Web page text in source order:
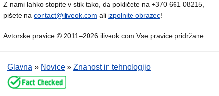
Z nami lahko stopite v stik tako, da pokličete na +370 661 08215,
pišete na contact@iliveok.com ali izpolnite obrazec!
Avtorske pravice © 2011–2026 iliveok.com Vse pravice pridržane.
Glavna » Novice » Znanost in tehnologijo